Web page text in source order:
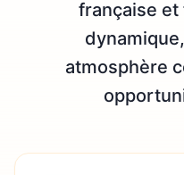
française
atmosphère